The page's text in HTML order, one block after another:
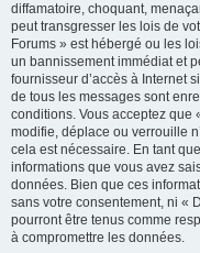
diffamatoire, choquant,
peut transgresser les lois de
Forums » est hébergé ou les
un bannissement immédiat et
fournisseur d’accès à Internet
de tous les messages sont
conditions. Vous acceptez que
modifie, déplace ou verrouille
cela est nécessaire. En tant
informations que vous avez
données. Bien que ces
sans votre consentement, ni «
pourront être tenus comme
à compromettre les données.